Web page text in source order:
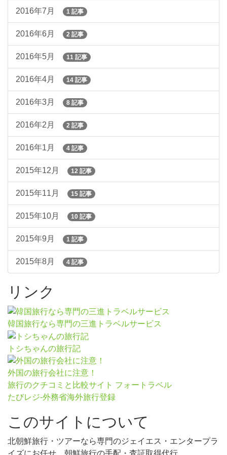
2016年7月 1 記事
2016年6月 2 記事
2016年5月 11 記事
2016年4月 14 記事
2016年3月 8 記事
2016年2月 2 記事
2016年1月 4 記事
2015年12月 12 記事
2015年11月 15 記事
2015年10月 10 記事
2015年9月 1 記事
2015年8月 4 記事
リンク
韓国旅行なら専門の三進トラベルサービス
トシちゃんの旅行記
外国の旅行会社に注意！
旅行のクチコミと比較サイト フォートラベル
たびレジ-外務省海外旅行登録
このサイトについて
北朝鮮旅行・ツアーなら専門のジェイエス・エンタープラ